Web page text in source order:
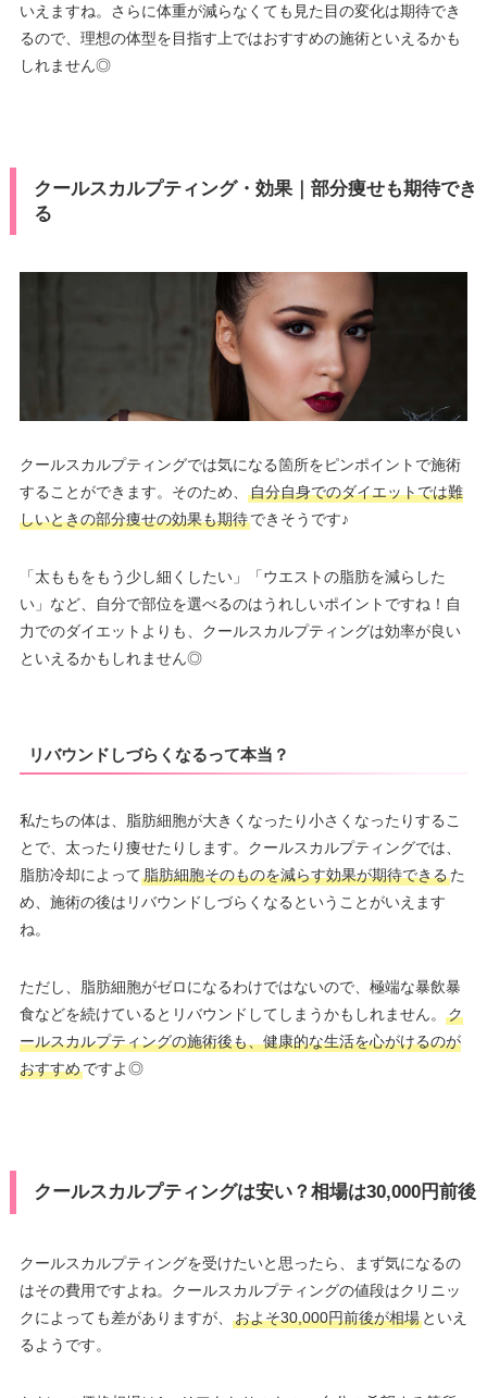
いえますね。さらに体重が減らなくても見た目の変化は期待でき
るので、理想の体型を目指す上ではおすすめの施術といえるかも
しれません◎
クールスカルプティング・効果｜部分痩せも期待でき
る
クールスカルプティングでは気になる箇所をピンポイントで施術
することができます。そのため、
自分自身でのダイエットでは難
しいときの部分痩せの効果も期待できそうです♪
「太ももをもう少し細くしたい」「ウエストの脂肪を減らした
い」など、自分で部位を選べるのはうれしいポイントですね！自
力でのダイエットよりも、クールスカルプティングは効率が良い
といえるかもしれません◎
リバウンドしづらくなるって本当？
私たちの体は、脂肪細胞が大きくなったり小さくなったりするこ
とで、太ったり痩せたりします。クールスカルプティングでは、
脂肪冷却によって脂肪細胞そのものを減らす効果が期待できるた
め、施術の後はリバウンドしづらくなるということがいえます
ね。
ただし、脂肪細胞がゼロになるわけではないので、極端な暴飲暴
食などを続けているとリバウンドしてしまうかもしれません。
ク
ールスカルプティングの施術後も、健康的な生活を心がけるのが
おすすめですよ◎
クールスカルプティングは安い？相場は30,000円前後
クールスカルプティングを受けたいと思ったら、まず気になるの
はその費用ですよね。クールスカルプティングの値段はクリニッ
クによっても差がありますが、
およそ30,000円前後が相場といえ
るようです。